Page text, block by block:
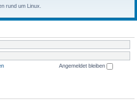
rund um Linux.
Angemeldet bleiben